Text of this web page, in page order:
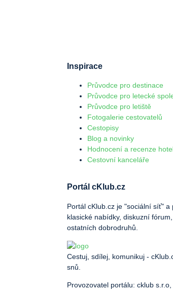
Inspirace
Průvodce pro destinace
Průvodce pro letecké
Průvodce pro letiště
Fotogalerie cestovatelů
Cestopisy
Blog a novinky
Hodnocení a recenze
Cestovní kanceláře
Portál cKlub.cz
Portál cKlub.cz je "sociální síť"
klasické nabídky, diskuzní
ostatních dobrodruhů.
Cestuj, sdílej, komunikuj -
snů.
Provozovatel portálu: cklub